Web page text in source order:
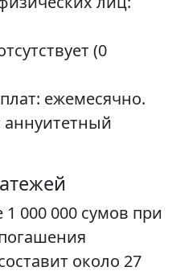
(0
ежемесячно.
000 000 сумов при
около 27